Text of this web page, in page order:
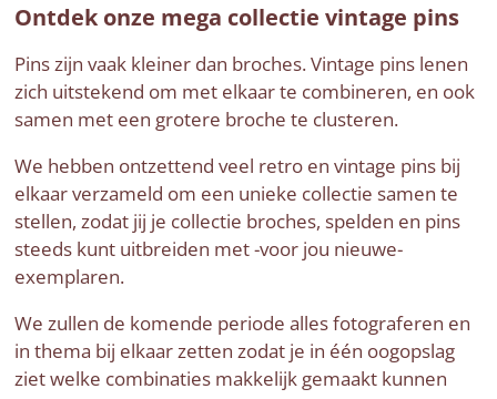
Ontdek onze mega collectie vintage pins
Pins zijn vaak kleiner dan broches. Vintage pins lenen
zich uitstekend om met elkaar te combineren, en ook
samen met een grotere broche te clusteren.
We hebben ontzettend veel retro en vintage pins bij
elkaar verzameld om een unieke collectie samen te
stellen, zodat jij je collectie broches, spelden en pins
steeds kunt uitbreiden met -voor jou nieuwe-
exemplaren.
We zullen de komende periode alles fotograferen en
in thema bij elkaar zetten zodat je in één oogopslag
ziet welke combinaties makkelijk gemaakt kunnen